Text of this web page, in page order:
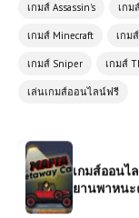
เกมส์ Assassin's เกม
เกมส์ Minecraft เกม
เกมส์ Sniper เกมส์
เล่นเกมส์ออนไลน์ฟรี
เกมออนไล
มองบุคคล
เกมส์ออนไ
เกมส์ออนไ
ธนูพิชิตศัต